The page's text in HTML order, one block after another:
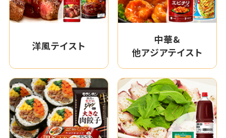
洋風テイスト
中華&
他アジアテイスト